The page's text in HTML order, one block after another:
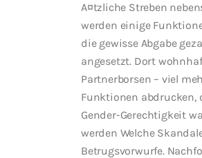
A¤tzliche Streben
werden einige
die gewisse Abgabe
angesetzt. Dort
Partnerborsen – viel
Funktionen abdrucken,
Gender-Gerechtigkeit
werden Welche
Betrugsvorwurfe.